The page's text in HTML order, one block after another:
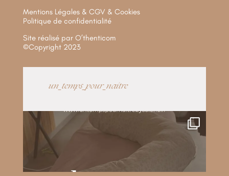
Mentions Légales & CGV & Cookies
Politique de confidentialité
Site réalisé par O’thenticom
©Copyright 2023
un_temps_pour_naitre